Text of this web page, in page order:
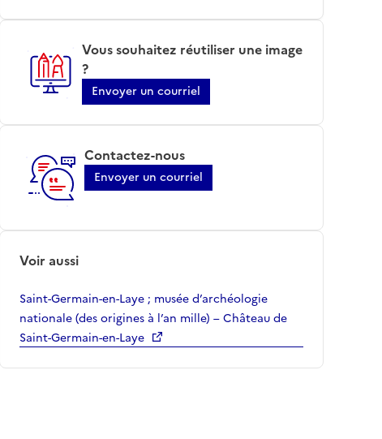
Vous souhaitez réutiliser une image
?
Envoyer un courriel
Contactez-nous
Envoyer un courriel
Voir aussi
Saint-Germain-en-Laye ; musée d’archéologie
nationale (des origines à l’an mille) – Château de
Saint-Germain-en-Laye